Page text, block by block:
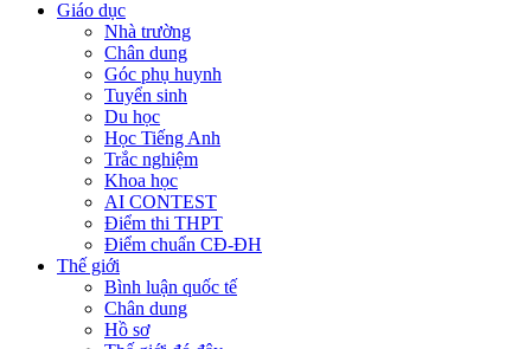
Giáo dục
Nhà trường
Chân dung
Góc phụ huynh
Tuyển sinh
Du học
Học Tiếng Anh
Trắc nghiệm
Khoa học
AI CONTEST
Điểm thi THPT
Điểm chuẩn CĐ-ĐH
Thế giới
Bình luận quốc tế
Chân dung
Hồ sơ